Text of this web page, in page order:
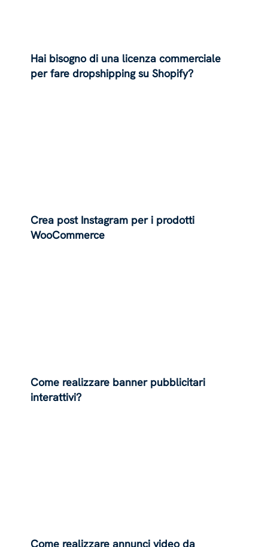
Hai bisogno di una licenza commerciale
per fare dropshipping su Shopify?
Crea post Instagram per i prodotti
WooCommerce
Come realizzare banner pubblicitari
interattivi?
Come realizzare annunci video da